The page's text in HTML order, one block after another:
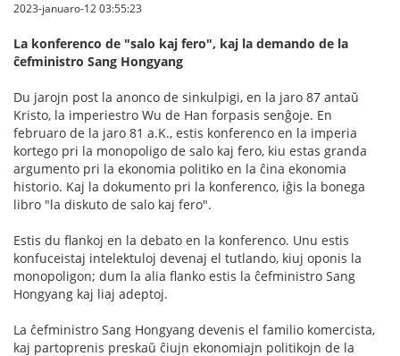
2023-januaro-12 03:55:23
La konferenco de "salo kaj fero", kaj la demando de la
ĉefministro Sang Hongyang
Du jarojn post la anonco de sinkulpigi, en la jaro 87 antaŭ
Kristo, la imperiestro Wu de Han forpasis senĝoje. En
februaro de la jaro 81 a.K., estis konferenco en la imperia
kortego pri la monopoligo de salo kaj fero, kiu estas granda
argumento pri la ekonomia politiko en la ĉina ekonomia
historio. Kaj la dokumento pri la konferenco, iĝis la bonega
libro "la diskuto de salo kaj fero".
Estis du flankoj en la debato en la konferenco. Unu estis
konfuceistaj intelektuloj devenaj el tutlando, kiuj oponis la
monopoligon; dum la alia flanko estis la ĉefministro Sang
Hongyang kaj liaj adeptoj.
La ĉefministro Sang Hongyang devenis el familio komercista,
kaj partoprenis preskaŭ ĉiujn ekonomiajn politikojn de la